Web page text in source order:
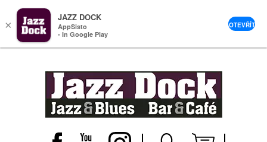
×
JAZZ DOCK
AppSisto
- In Google Play
OTEVŘÍT